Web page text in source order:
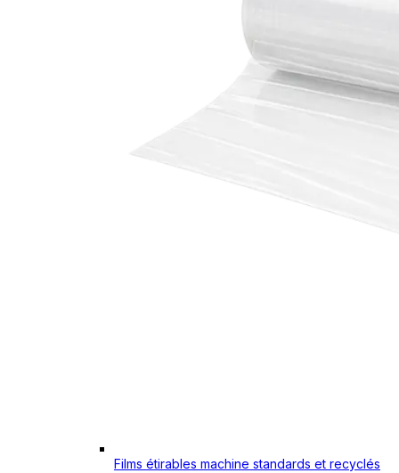
Films étirables machine standards et recyclés